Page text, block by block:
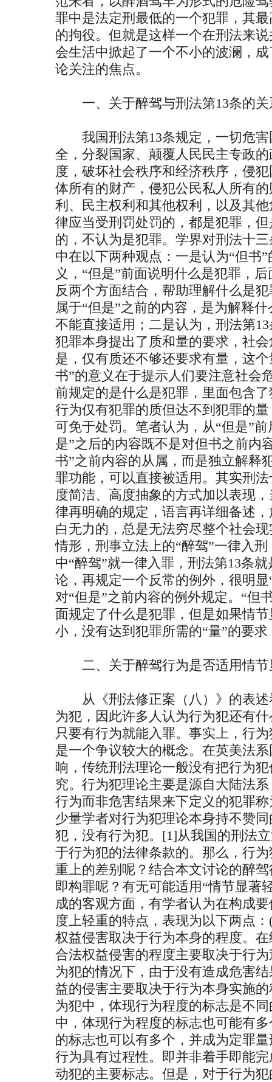
罪中是法定刑最低的一个犯罪，其
的拘役。但就是这样一个在刑法来
会生活中掀起了一个不小的波澜，
论关注的焦点。
一、关于醉驾与刑法第13条的关
我国刑法第13条规定，一切危害
全，分裂国家、颠覆人民民主专政
度，破坏社会秩序和经济秩序，侵
体所有的财产，侵犯公民私人所有
利、民主权利和其他权利，以及其
律应当受刑罚处罚的，都是犯罪，
的，不认为是犯罪。学界对刑法十
中在以下两种观点：一是认为“但书
义，“但是”前面说明什么是犯罪，
反两个方面结合，帮助理解什么是
属于“但是”之前的内容，是为解释
不能直接适用；二是认为，刑法第
犯罪本身提出了质和量的要求，社
是，仅有质还不够还要求有量，这
书”的意义在于提示人们要注意社会
前规定的是什么是犯罪，里面包含
行为仅有犯罪的质但达不到犯罪的
可免于处罚。笔者认为，从“但是”
是”之后的内容既不是对但书之前内
书”之前内容的从属，而是独立解释
罪功能，可以直接被适用。其实刑
度简洁、高度抽象的方式加以表现
律再明确的规定，语言再详细备述
白无力的，总是无法穷尽整个社会
情形，刑事立法上的“醉驾”一律入
中“醉驾”就一律入罪，刑法第13条
论，再规定一个反常的例外，很明
对“但是”之前内容的例外规定。“但
面规定了什么是犯罪，但是如果情
小，没有达到犯罪所需的“量”的要
二、关于醉驾行为是否适用情节
从《刑法修正案（八）》的表述
为犯，因此许多人认为行为犯还有
只要有行为就能入罪。事实上，行
是一个争议较大的概念。在英美法
响，传统刑法理论一般没有把行为
究。行为犯理论主要是源自大陆法
行为而非危害结果来下定义的犯罪
少量学者对行为犯理论本身持不赞
犯，没有行为犯。[1]从我国的刑法
于行为犯的法律条款的。那么，行
重上的差别呢？结合本文讨论的醉
即构罪呢？有无可能适用“情节显著
成的客观方面，有学者认为在构成
度上轻重的特点，表现为以下两点
权益侵害取决于行为本身的程度。
合法权益侵害的程度主要取决于行
为犯的情况下，由于没有造成危害
益的侵害主要取决于行为本身实施
为犯中，体现行为程度的标志是不
中，体现行为程度的标志也可能有
的标志也可以有多个，并成为定罪
行为具有过程性。即并非着手即能
动犯的主要标志。但是，对于行为